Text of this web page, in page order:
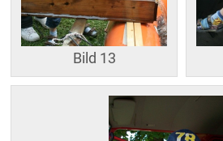
Bild 13